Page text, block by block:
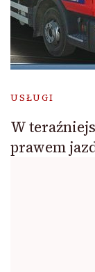
USŁUGI
W
prawem